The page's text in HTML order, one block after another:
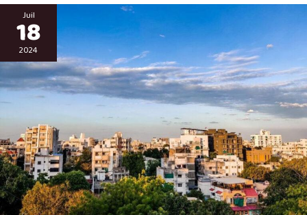
Juil
18
2024
L’INDE
SAIT
COMMENT
FAIRE
FACE
AU
RÉCHAUFFEMENT
CLIMATIQUE
EN
ADOPTANT
LES
MEILLEURS
ISOLATIONS